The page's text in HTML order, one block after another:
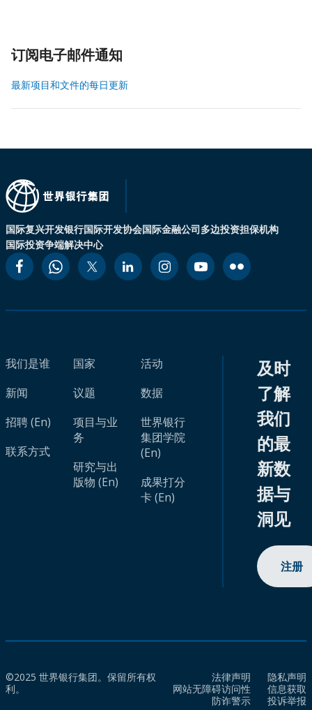
订阅电子邮件通知
最新项目和文件的每日更新
国际复兴开发银行国际开发协会国际金融公司多边投资担保机构
国际投资争端解决中心
我们是谁
新闻
招聘 (En)
联系方式
国家
议题
项目与业
务
研究与出
版物 (En)
活动
数据
世界银行
集团学院
(En)
成果打分
卡 (En)
及时
了解
我们
的最
新数
据与
洞见
注册
©2025 世界银行集团。保留所有权
利。
法律声明
隐私声明
网站无障碍访问性
信息获取
防诈警示
投诉举报